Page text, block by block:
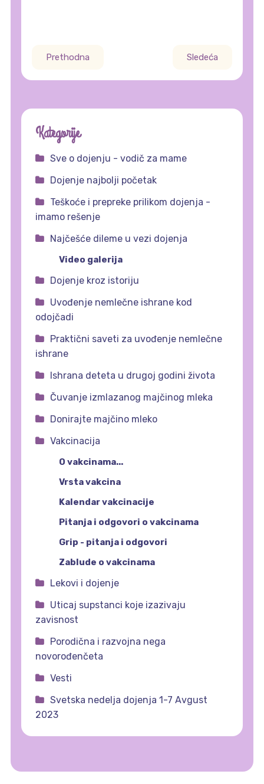
Prethodna Sledeća
Kategorije
Sve o dojenju - vodič za mame
Dojenje najbolji početak
Teškoće i prepreke prilikom dojenja -
imamo rešenje
Najčešće dileme u vezi dojenja
Video galerija
Dojenje kroz istoriju
Uvođenje nemlečne ishrane kod
odojčadi
Praktični saveti za uvođenje nemlečne
ishrane
Ishrana deteta u drugoj godini života
Čuvanje izmlazanog majčinog mleka
Donirajte majčino mleko
Vakcinacija
O vakcinama...
Vrsta vakcina
Kalendar vakcinacije
Pitanja i odgovori o vakcinama
Grip - pitanja i odgovori
Zablude o vakcinama
Lekovi i dojenje
Uticaj supstanci koje izazivaju
zavisnost
Porodična i razvojna nega
novorođenčeta
Vesti
Svetska nedelja dojenja 1-7 Avgust
2023